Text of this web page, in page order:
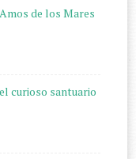
de los Mares
curioso santuario